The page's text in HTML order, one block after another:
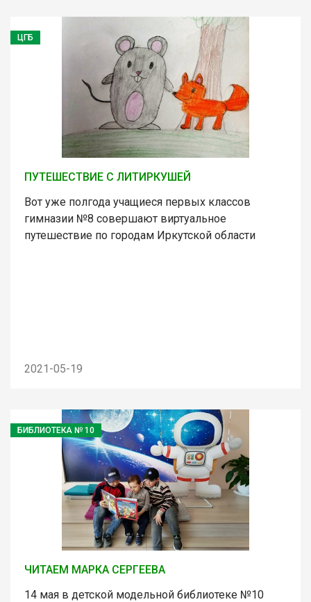
ЦГБ
ПУТЕШЕСТВИЕ С ЛИТИРКУШЕЙ
Вот уже полгода учащиеся первых классов
гимназии №8 совершают виртуальное
путешествие по городам Иркутской области
2021-05-19
БИБЛИОТЕКА № 10
ЧИТАЕМ МАРКА СЕРГЕЕВА
14 мая в детской модельной библиотеке №10